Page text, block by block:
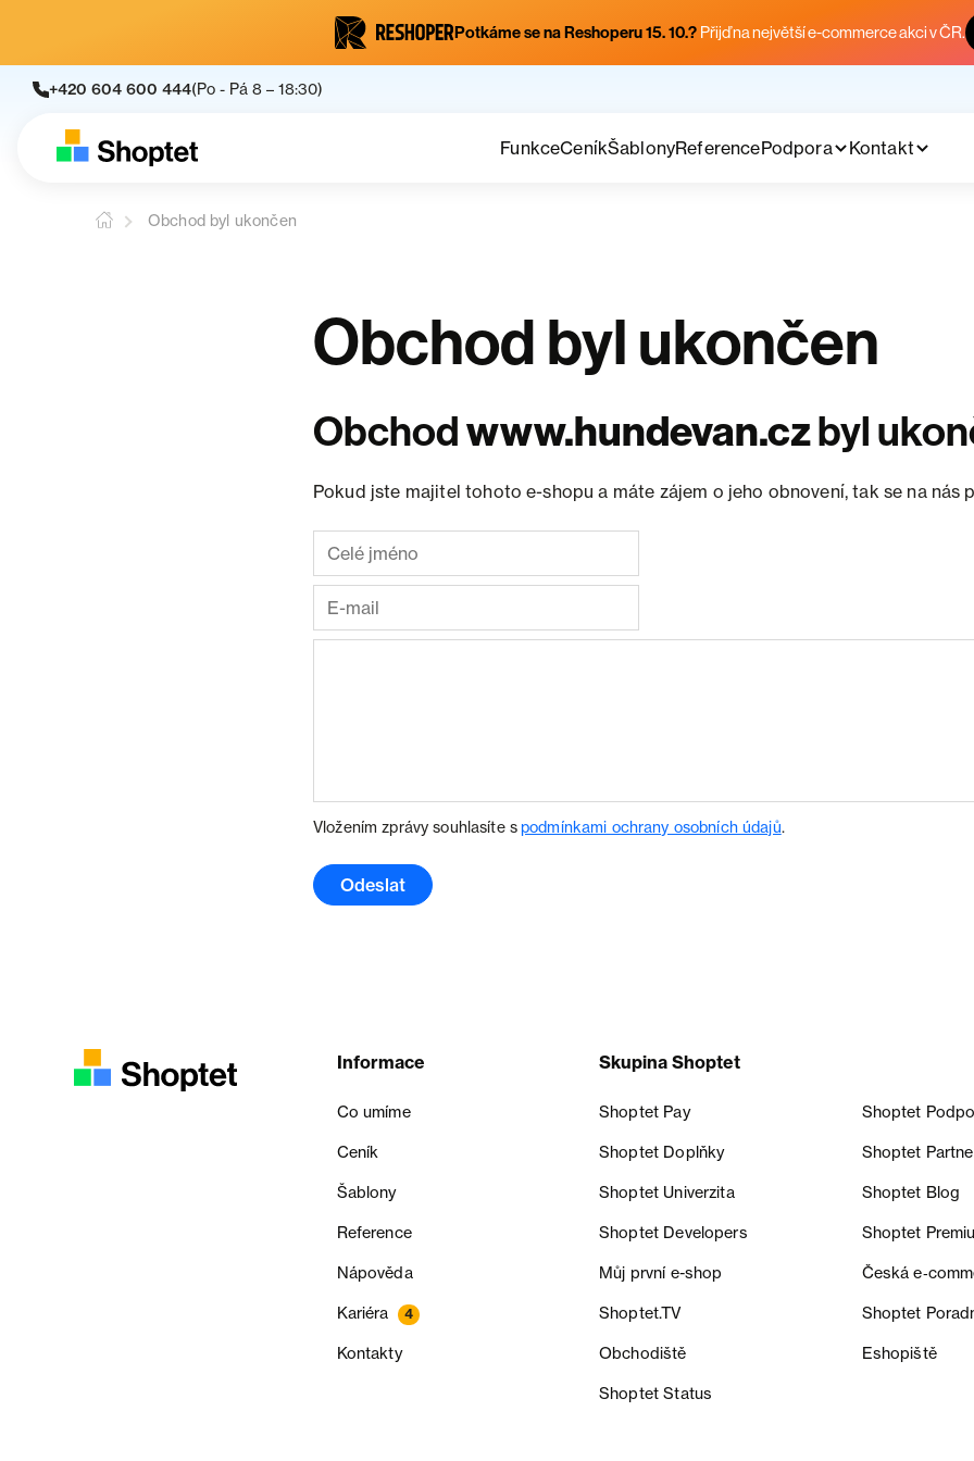
Potkáme se na Reshoperu 15. 10.? Přijď na největší e-commerce akci v ČR.
+420 604 600 444(Po - Pá 8 – 18:30)
FunkceCeníkŠablonyReferencePodpora Kontakt
Obchod byl ukončen
Obchod byl ukončen
Obchodwww.hundevan.czbyl
Pokud jste majitel tohoto e-shopu a máte zájem o jeho obnovení, tak se na nás
Vložením zprávy souhlasíte spodmínkami ochrany osobních údajů.
Odeslat
Informace
Co umíme
Ceník
Šablony
Reference
Nápověda
Kariéra 4
Kontakty
Skupina Shoptet
Shoptet Pay Shoptet
Shoptet Doplňky Shoptet
Shoptet Univerzita Shoptet Blog
Shoptet Developers Shoptet
Můj první e-shop Česká
Shoptet.TV Shoptet
Obchodiště Eshopiště
Shoptet Status